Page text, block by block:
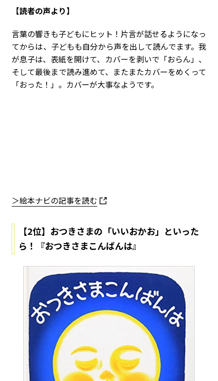
【読者の声より】
言葉の響きも子どもにヒット！片言が話せるようになっ
てからは、子どもも自分から声を出して読んでます。我
が息子は、表紙を開けて、カバーを剥いで「おらん」、
そして最後まで読み進めて、またまたカバーをめくって
「おった！」。カバーが大事なようです。
＞絵本ナビの記事を読む
【2位】おつきさまの「いいおかお」といった
ら！『おつきさまこんばんは』